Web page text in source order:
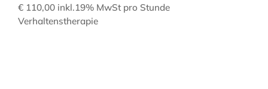
€ 110,00 inkl.19% MwSt pro Stunde
Verhaltenstherapie